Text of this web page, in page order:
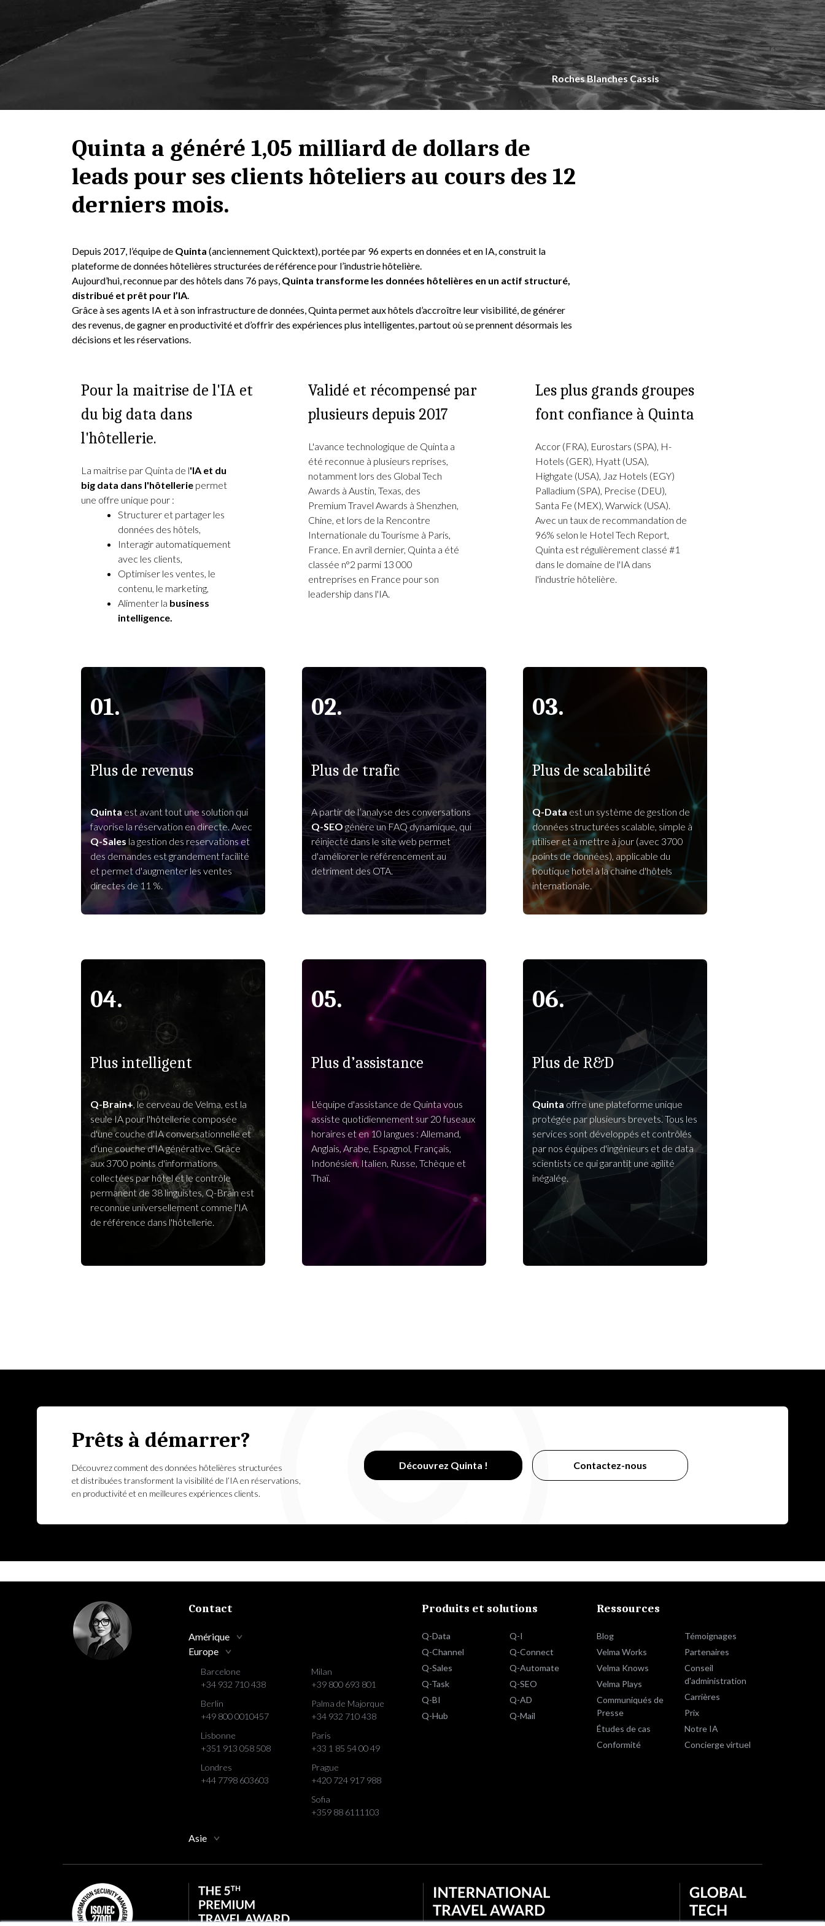
Roches Blanches Cassis
Quinta a généré 1,05 milliard de dollars de
leads pour ses clients hôteliers au cours des 12
derniers mois.
Depuis 2017, l’équipe de Quinta (anciennement Quicktext), portée par 96 experts en données et en IA, construit la
plateforme de données hôtelières structurées de référence pour l’industrie hôtelière.
Aujourd’hui, reconnue par des hôtels dans 76 pays, Quinta transforme les données hôtelières en un actif structuré,
distribué et prêt pour l’IA.
Grâce à ses agents IA et à son infrastructure de données, Quinta permet aux hôtels d’accroître leur visibilité, de générer
des revenus, de gagner en productivité et d’offrir des expériences plus intelligentes, partout où se prennent désormais les
décisions et les réservations.
Pour la maitrise de l'IA et
du big data dans
l'hôtellerie.
La maitrise par Quinta de l'IA et du
big data dans l'hôtellerie permet
une offre unique pour :
Structurer et partager les
données des hôtels,
Interagir automatiquement
avec les clients,
Optimiser les ventes, le
contenu, le marketing,
Alimenter la business
intelligence.
Validé et récompensé par
plusieurs depuis 2017
L'avance technologique de Quinta a
été reconnue à plusieurs reprises,
notamment lors des Global Tech
Awards à Austin, Texas, des
Premium Travel Awards à Shenzhen,
Chine, et lors de la Rencontre
Internationale du Tourisme à Paris,
France. En avril dernier, Quinta a été
classée n°2 parmi 13 000
entreprises en France pour son
leadership dans l'IA.
Les plus grands groupes
font confiance à Quinta
Accor (FRA), Eurostars (SPA), H-
Hotels (GER), Hyatt (USA),
Highgate (USA), Jaz Hotels (EGY)
Palladium (SPA), Precise (DEU),
Santa Fe (MEX), Warwick (USA).
Avec un taux de recommandation de
96% selon le Hotel Tech Report,
Quinta est régulièrement classé #1
dans le domaine de l'IA dans
l'industrie hôtelière.
01.
Plus de revenus
Quinta est avant tout une solution qui
favorise la réservation en directe. Avec
Q-Sales la gestion des reservations et
des demandes est grandement facilité
et permet d'augmenter les ventes
directes de 11 %.
02.
Plus de trafic
A partir de l’analyse des conversations
Q-SEO génère un FAQ dynamique, qui
réinjecté dans le site web permet
d'améliorer le référencement au
detriment des OTA.
03.
Plus de scalabilité
Q-Data est un système de gestion de
données structurées scalable, simple à
utiliser et à mettre à jour (avec 3700
points de données), applicable du
boutique hotel à la chaine d'hôtels
internationale.
04.
Plus intelligent
Q-Brain+, le cerveau de Velma, est la
seule IA pour l'hôtellerie composée
d'une couche d'IA conversationnelle et
d'une couche d'IA générative. Grâce
aux 3700 points d'informations
collectées par hôtel et le contrôle
permanent de 38 linguistes, Q-Brain est
reconnue universellement comme l'IA
de référence dans l'hôtellerie.
05.
Plus d’assistance
L'équipe d'assistance de Quinta vous
assiste quotidiennement sur 20 fuseaux
horaires et en 10 langues : Allemand,
Anglais, Arabe, Espagnol, Français,
Indonésien, Italien, Russe, Tchèque et
Thaï.
06.
Plus de R&D
Quinta offre une plateforme unique
protégée par plusieurs brevets. Tous les
services sont développés et contrôlés
par nos équipes d'ingénieurs et de data
scientists ce qui garantit une agilité
inégalée.
Prêts à démarrer?
Découvrez comment des données hôtelières structurées
et distribuées transforment la visibilité de l’IA en réservations,
en productivité et en meilleures expériences clients.
Découvrez Quinta ! Contactez-nous
Contact
Amérique
Europe
Barcelone
+34 932 710 438
Berlin
+49 800 0010457
Lisbonne
+351 913 058 508
Londres
+44 7798 603603
Milan
+39 800 693 801
Palma de Majorque
+34 932 710 438
Paris
+33 1 85 54 00 49
Prague
+420 724 917 988
Sofia
+359 88 6111103
Asie
Produits et solutions
Q-Data
Q-Channel
Q-Sales
Q-Task
Q-BI
Q-Hub
Q-I
Q-Connect
Q-Automate
Q-SEO
Q-AD
Q-Mail
Ressources
Blog
Velma Works
Velma Knows
Velma Plays
Communiqués de
Presse
Études de cas
Conformité
Témoignages
Partenaires
Conseil
d'administration
Carrières
Prix
Notre IA
Concierge virtuel